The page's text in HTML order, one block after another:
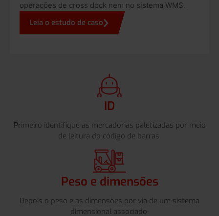
operações de cross dock nem no sistema WMS.
Leia o estudo de caso
ID
Primeiro identifique as mercadorias paletizadas por meio
de leitura do código de barras.
Peso e dimensões
Depois o peso e as dimensões por via de um sistema
dimensional associado.